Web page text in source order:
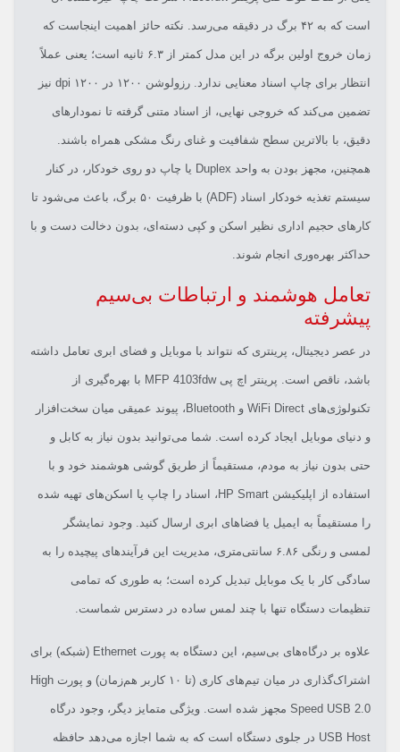
است که به ۴۲ برگ در دقیقه می‌رسد. نکته حائز اهمیت اینجاست که
زمان خروج اولین برگه در این مدل کمتر از ۶.۳ ثانیه است؛ یعنی عملاً
انتظار برای چاپ اسناد معنایی ندارد. رزولوشن ۱۲۰۰ در ۱۲۰۰ dpi نیز
تضمین می‌کند که خروجی نهایی، از اسناد متنی گرفته تا نمودارهای
دقیق، با بالاترین سطح شفافیت و غنای رنگ مشکی همراه باشند.
همچنین، مجهز بودن به واحد Duplex یا چاپ دو روی خودکار، در کنار
سیستم تغذیه خودکار اسناد (ADF) با ظرفیت ۵۰ برگ، باعث می‌شود تا
کارهای حجیم اداری نظیر اسکن و کپی دسته‌ای، بدون دخالت دست و با
حداکثر بهره‌وری انجام شوند.
تعامل هوشمند و ارتباطات بی‌سیم
پیشرفته
در عصر دیجیتال، پرینتری که نتواند با موبایل و فضای ابری تعامل داشته
باشد، ناقص است. پرینتر اچ پی MFP 4103fdw با بهره‌گیری از
تکنولوژی‌های WiFi Direct و Bluetooth، پیوند عمیقی میان سخت‌افزار
و دنیای موبایل ایجاد کرده است. شما می‌توانید بدون نیاز به کابل و
حتی بدون نیاز به مودم، مستقیماً از طریق گوشی هوشمند خود و با
استفاده از اپلیکیشن HP Smart، اسناد را چاپ یا اسکن‌های تهیه شده
را مستقیماً به ایمیل یا فضاهای ابری ارسال کنید. وجود نمایشگر
لمسی و رنگی ۶.۸۶ سانتی‌متری، مدیریت این فرآیندهای پیچیده را به
سادگی کار با یک موبایل تبدیل کرده است؛ به طوری که تمامی
تنظیمات دستگاه تنها با چند لمس ساده در دسترس شماست.
علاوه بر درگاه‌های بی‌سیم، این دستگاه به پورت Ethernet (شبکه) برای
اشتراک‌گذاری در میان تیم‌های کاری (تا ۱۰ کاربر هم‌زمان) و پورت High
Speed USB 2.0 مجهز شده است. ویژگی متمایز دیگر، وجود درگاه
USB Host در جلوی دستگاه است که به شما اجازه می‌دهد حافظه